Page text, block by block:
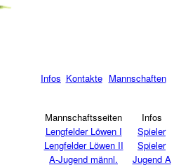
Infos Kontakte Mannschaften
Mannschaftsseiten
Infos
Lengfelder Löwen I
Spieler
Lengfelder Löwen II
Spieler
A-Jugend männl.
Jugend A